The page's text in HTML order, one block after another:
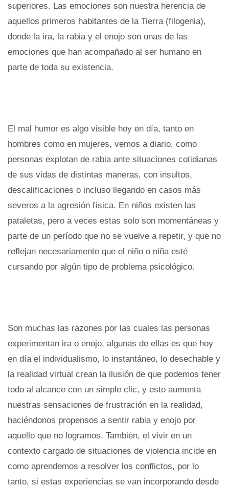
superiores. Las emociones son nuestra herencia de
aquellos primeros habitantes de la Tierra (filogenia),
donde la ira, la rabia y el enojo son unas de las
emociones que han acompañado al ser humano en
parte de toda su existencia.
El mal humor es algo visible hoy en día, tanto en
hombres como en mujeres, vemos a diario, como
personas explotan de rabia ante situaciones cotidianas
de sus vidas de distintas maneras, con insultos,
descalificaciones o incluso llegando en casos más
severos a la agresión física. En niños existen las
pataletas, pero a veces estas solo son momentáneas y
parte de un período que no se vuelve a repetir, y que no
reflejan necesariamente que el niño o niña esté
cursando por algún tipo de problema psicológico.
Son muchas las razones por las cuales las personas
experimentan ira o enojo, algunas de ellas es que hoy
en día el individualismo, lo instantáneo, lo desechable y
la realidad virtual crean la ilusión de que podemos tener
todo al alcance con un simple clic, y esto aumenta
nuestras sensaciones de frustración en la realidad,
haciéndonos propensos a sentir rabia y enojo por
aquello que no logramos. También, el vivir en un
contexto cargado de situaciones de violencia incide en
como aprendemos a resolver los conflictos, por lo
tanto, si estas experiencias se van incorporando desde